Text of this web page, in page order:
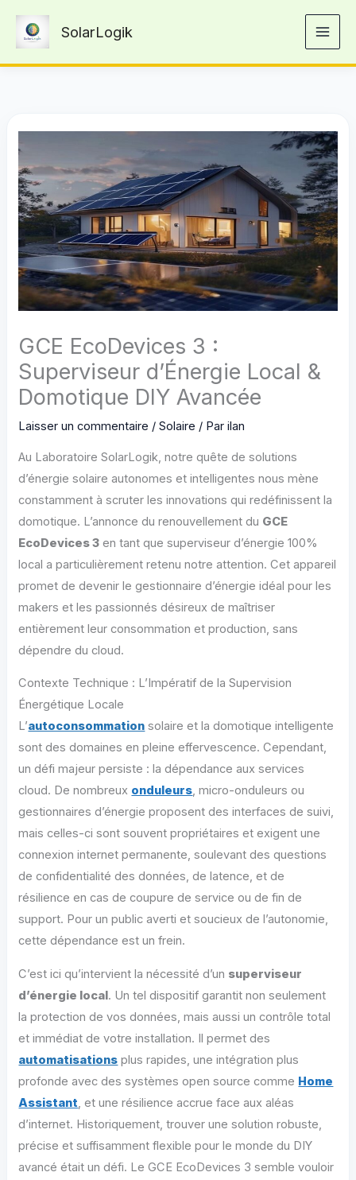
contenu
SolarLogik
GCE EcoDevices 3 :
Superviseur d’Énergie Local &
Domotique DIY Avancée
Laisser un commentaire /Solaire / Parilan
Au Laboratoire SolarLogik, notre quête de solutions
d’énergie solaire autonomes et intelligentes nous mène
constamment à scruter les innovations qui redéfinissent la
domotique. L’annonce du renouvellement du GCE
EcoDevices 3 en tant que superviseur d’énergie 100%
local a particulièrement retenu notre attention. Cet appareil
promet de devenir le gestionnaire d’énergie idéal pour les
makers et les passionnés désireux de maîtriser
entièrement leur consommation et production, sans
dépendre du cloud.
Contexte Technique : L’Impératif de la Supervision
Énergétique Locale
L’autoconsommation solaire et la domotique intelligente
sont des domaines en pleine effervescence. Cependant,
un défi majeur persiste : la dépendance aux services
cloud. De nombreux onduleurs, micro-onduleurs ou
gestionnaires d’énergie proposent des interfaces de suivi,
mais celles-ci sont souvent propriétaires et exigent une
connexion internet permanente, soulevant des questions
de confidentialité des données, de latence, et de
résilience en cas de coupure de service ou de fin de
support. Pour un public averti et soucieux de l’autonomie,
cette dépendance est un frein.
C’est ici qu’intervient la nécessité d’un superviseur
d’énergie local. Un tel dispositif garantit non seulement
la protection de vos données, mais aussi un contrôle total
et immédiat de votre installation. Il permet des
automatisations plus rapides, une intégration plus
profonde avec des systèmes open source comme Home
Assistant, et une résilience accrue face aux aléas
d’internet. Historiquement, trouver une solution robuste,
précise et suffisamment flexible pour le monde du DIY
avancé était un défi. Le GCE EcoDevices 3 semble vouloir